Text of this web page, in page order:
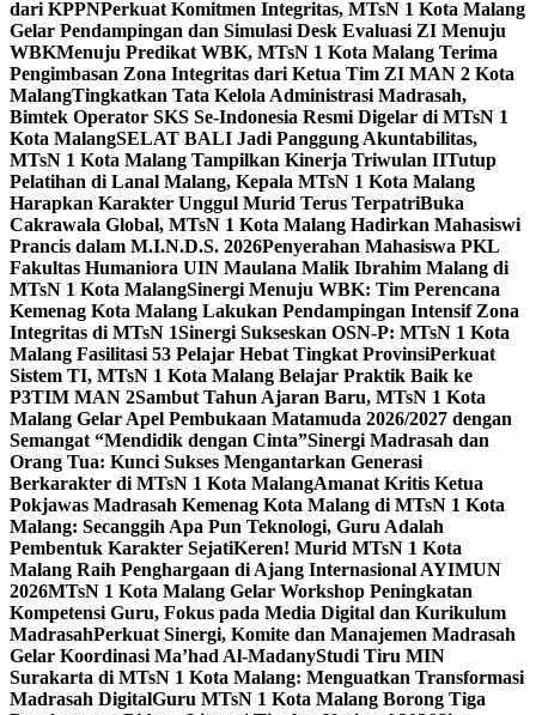
dari KPPNPerkuat Komitmen Integritas, MTsN 1 Kota Malang
Gelar Pendampingan dan Simulasi Desk Evaluasi ZI Menuju
WBKMenuju Predikat WBK, MTsN 1 Kota Malang Terima
Pengimbasan Zona Integritas dari Ketua Tim ZI MAN 2 Kota
MalangTingkatkan Tata Kelola Administrasi Madrasah,
Bimtek Operator SKS Se-Indonesia Resmi Digelar di MTsN 1
Kota MalangSELAT BALI Jadi Panggung Akuntabilitas,
MTsN 1 Kota Malang Tampilkan Kinerja Triwulan IITutup
Pelatihan di Lanal Malang, Kepala MTsN 1 Kota Malang
Harapkan Karakter Unggul Murid Terus TerpatriBuka
Cakrawala Global, MTsN 1 Kota Malang Hadirkan Mahasiswi
Prancis dalam M.I.N.D.S. 2026Penyerahan Mahasiswa PKL
Fakultas Humaniora UIN Maulana Malik Ibrahim Malang di
MTsN 1 Kota MalangSinergi Menuju WBK: Tim Perencana
Kemenag Kota Malang Lakukan Pendampingan Intensif Zona
Integritas di MTsN 1Sinergi Sukseskan OSN-P: MTsN 1 Kota
Malang Fasilitasi 53 Pelajar Hebat Tingkat ProvinsiPerkuat
Sistem TI, MTsN 1 Kota Malang Belajar Praktik Baik ke
P3TIM MAN 2Sambut Tahun Ajaran Baru, MTsN 1 Kota
Malang Gelar Apel Pembukaan Matamuda 2026/2027 dengan
Semangat “Mendidik dengan Cinta”Sinergi Madrasah dan
Orang Tua: Kunci Sukses Mengantarkan Generasi
Berkarakter di MTsN 1 Kota MalangAmanat Kritis Ketua
Pokjawas Madrasah Kemenag Kota Malang di MTsN 1 Kota
Malang: Secanggih Apa Pun Teknologi, Guru Adalah
Pembentuk Karakter SejatiKeren! Murid MTsN 1 Kota
Malang Raih Penghargaan di Ajang Internasional AYIMUN
2026MTsN 1 Kota Malang Gelar Workshop Peningkatan
Kompetensi Guru, Fokus pada Media Digital dan Kurikulum
MadrasahPerkuat Sinergi, Komite dan Manajemen Madrasah
Gelar Koordinasi Ma’had Al-MadanyStudi Tiru MIN
Surakarta di MTsN 1 Kota Malang: Menguatkan Transformasi
Madrasah DigitalGuru MTsN 1 Kota Malang Borong Tiga